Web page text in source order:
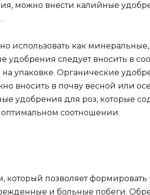
можно внести калийные
использовать как минеральные,
следует вносить в
упаковке. Органические
вносить в почву весной или
удобрения для роз, которые
оптимальном соотношении.
позволяет формировать
и больные побеги.